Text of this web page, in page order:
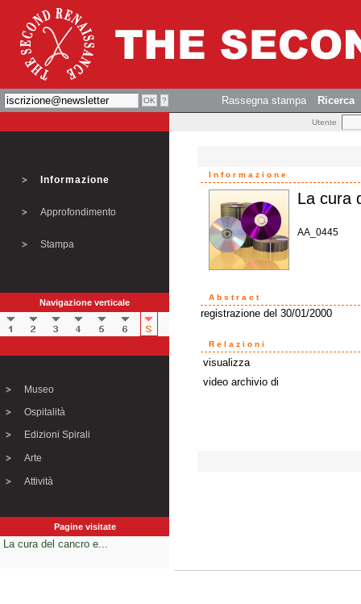
Rassegna stampa Ricerca
Utente
Informazione
Approfondimento
Stampa
Navigazione verticale
Museo
Ospitalità
Edizioni Spirali
Arte
Attività
Pagine visitate
La cura del cancro e...
Informazione
La cura
AA_0445
Abstract
registrazione del 30/01/2000
Relazioni
visualizza
video archivio di